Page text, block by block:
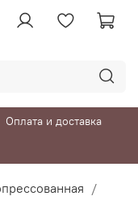
Оплата и доставка